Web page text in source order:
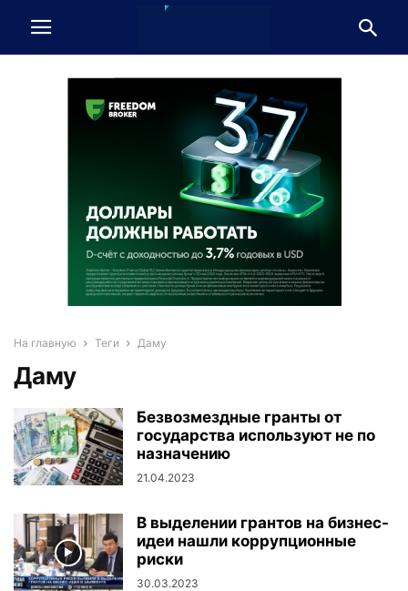
На главную Теги Даму
Даму
Безвозмездные гранты от
государства используют не по
назначению
21.04.2023
В выделении грантов на бизнес-
идеи нашли коррупционные
риски
30.03.2023